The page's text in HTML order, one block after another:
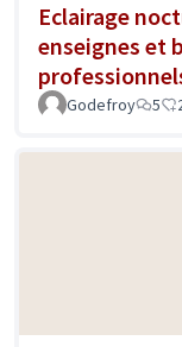
Eclairage
enseignes et
Godefroy 5